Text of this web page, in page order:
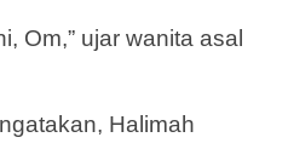
Om,” ujar wanita asal
Halimah